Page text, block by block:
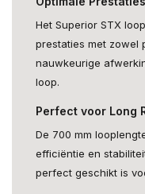
Het Superior STX
prestaties met zowel
nauwkeurige
loop.
Perfect voor Long
De 700 mm
efficiëntie en
perfect geschikt is